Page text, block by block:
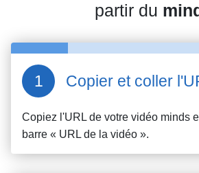
partir du
Copier et coller
Copiez l'URL de votre vidéo minds
barre « URL de la vidéo ».